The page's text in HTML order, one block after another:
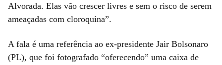
Alvorada. Elas vão crescer livres e sem o risco de serem
ameaçadas com cloroquina”.
A fala é uma referência ao ex-presidente Jair Bolsonaro
(PL), que foi fotografado “oferecendo” uma caixa de